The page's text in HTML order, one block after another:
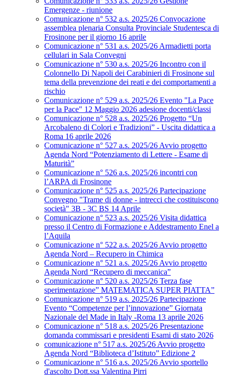
Emergenze - riunione
Comunicazione n° 532 a.s. 2025/26 Convocazione
assemblea plenaria Consulta Provinciale Studentesca di
Frosinone per il giorno 16 aprile
Comunicazione n° 531 a.s. 2025/26 Armadietti porta
cellulari in Sala Convegni
Comunicazione n° 530 a.s. 2025/26 Incontro con il
Colonnello Di Napoli dei Carabinieri di Frosinone sul
tema della prevenzione dei reati e dei comportamenti a
rischio
Comunicazione n° 529 a.s. 2025/26 Evento "La Pace
per la Pace" 12 Maggio 2026 adesione docenti/classi
Comunicazione n° 528 a.s. 2025/26 Progetto “Un
Arcobaleno di Colori e Tradizioni” - Uscita didattica a
Roma 16 aprile 2026
Comunicazione n° 527 a.s. 2025/26 Avvio progetto
Agenda Nord “Potenziamento di Lettere - Esame di
Maturità”
Comunicazione n° 526 a.s. 2025/26 incontri con
l’ARPA di Frosinone
Comunicazione n° 525 a.s. 2025/26 Partecipazione
Convegno "Trame di donne - intrecci che costituiscono
società" 3B - 3C BS 14 Aprile
Comunicazione n° 523 a.s. 2025/26 Visita didattica
presso il Centro di Formazione e Addestramento Enel a
l’Aquila
Comunicazione n° 522 a.s. 2025/26 Avvio progetto
Agenda Nord – Recupero in Chimica
Comunicazione n° 521 a.s. 2025/26 Avvio progetto
Agenda Nord “Recupero di meccanica”
Comunicazione n° 520 a.s. 2025/26 Terza fase
sperimentazione” MATEMATICA SUPER PIATTA”
Comunicazione n° 519 a.s. 2025/26 Partecipazione
Evento “Competenze per l’innovazione” Giornata
Nazionale del Made in Italy -Roma 13 aprile 2026
Comunicazione n° 518 a.s. 2025/26 Presentazione
domanda commissari e presidenti Esami di stato 2026
comunicazione n° 517 a.s. 2025/26 Avvio progetto
Agenda Nord “Biblioteca d’Istituto” Edizione 2
Comunicazione n° 516 a.s. 2025/26 Avvio sportello
d'ascolto Dott.ssa Valentina Pirri